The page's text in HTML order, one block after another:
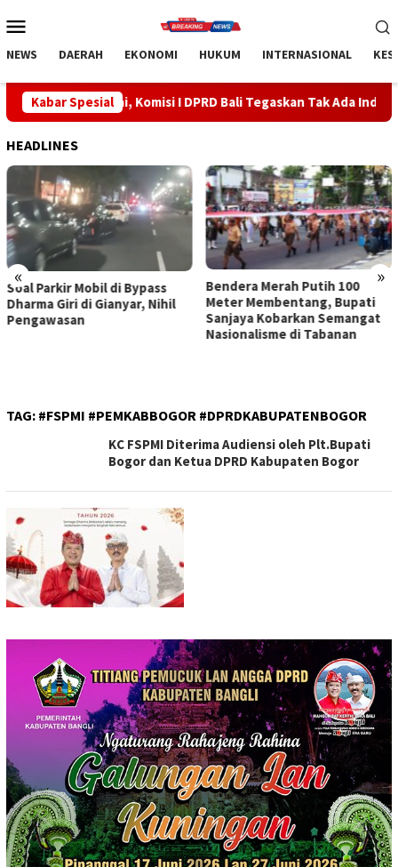
ke
Mobile
NEWS DAERAH EKONOMI HUKUM INTERNASIONAL
Kabar Spesial
Komisi I DPRD Bali Tegaskan Tak Ada Indikasi
HEADLINES
« »
Bendera Merah Putih 100
Meter Membentang, Bupati
Sanjaya Kobarkan Semangat
Sidak Bea Cukai Ngurah Rai,
Komisi I DPRD Bali Tegaskan
Tak Ada Indikasi
Penyalahgunaan Barang
TAG: #FSPMI #PEMKABBOGOR #DPRDKABUPATENBOGOR
KC FSPMI Diterima Audiensi oleh Plt.Bupati
Bogor dan Ketua DPRD Kabupaten Bogor